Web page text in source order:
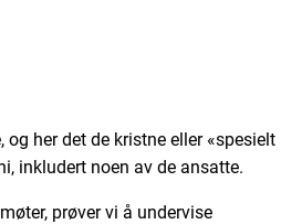
her det de kristne eller «spesielt
inkludert noen av de ansatte.
prøver vi å undervise